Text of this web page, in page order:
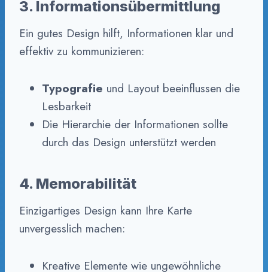
3. Informationsübermittlung
Ein gutes Design hilft, Informationen klar und
effektiv zu kommunizieren:
Typografie und Layout beeinflussen die
Lesbarkeit
Die Hierarchie der Informationen sollte
durch das Design unterstützt werden
4. Memorabilität
Einzigartiges Design kann Ihre Karte
unvergesslich machen:
Kreative Elemente wie ungewöhnliche